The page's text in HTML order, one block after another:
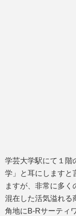
学芸大学駅にて１階
学」と耳にしますと
ますが、非常に多
混在した活気溢れる
角地にB-Rサーティ